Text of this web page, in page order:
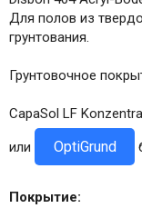
Для полов из
грунтования.
Грунтовочное
CapaSol LF
или OptiGrund
Покрытие: